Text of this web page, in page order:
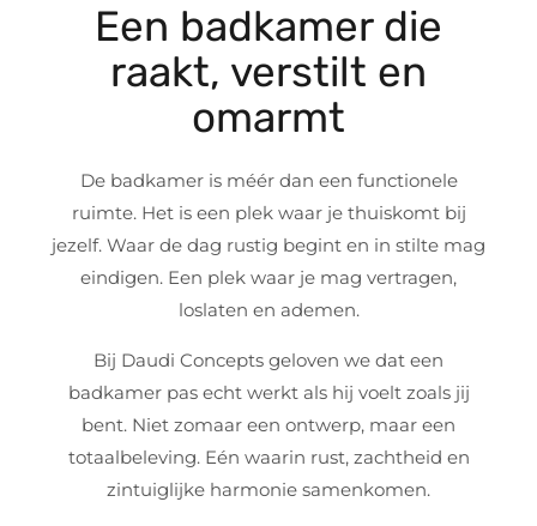
Een badkamer die
raakt, verstilt en
omarmt
De badkamer is méér dan een functionele
ruimte. Het is een plek waar je thuiskomt bij
jezelf. Waar de dag rustig begint en in stilte mag
eindigen. Een plek waar je mag vertragen,
loslaten en ademen.
Bij Daudi Concepts geloven we dat een
badkamer pas echt werkt als hij voelt zoals jij
bent. Niet zomaar een ontwerp, maar een
totaalbeleving. Eén waarin rust, zachtheid en
zintuiglijke harmonie samenkomen.